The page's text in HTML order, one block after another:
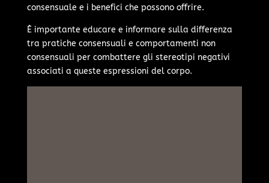
consensuale e i benefici che possono offrire.
È importante educare e informare sulla differenza
tra pratiche consensuali e comportamenti non
consensuali per combattere gli stereotipi negativi
associati a queste espressioni del corpo.